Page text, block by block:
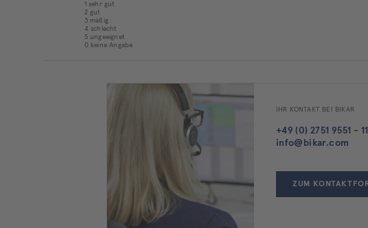
1 sehr gut
2 gut
3 mäßig
4 schlecht
5 ungeeignet
0 keine Angabe
IHR KONTAKT BEI BIKAR
+49 (0) 2751 9551 -
info@bikar.com
ZUM